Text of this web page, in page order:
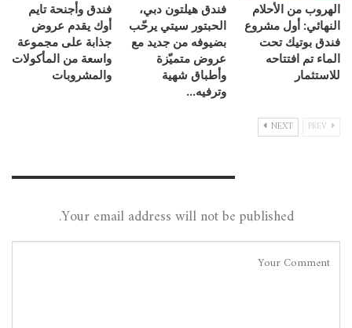
الهروب من الأحلام
النهائي: أول مشروع
فندق بوتيك تحت
الماء تم افتتاحه
للاستثمار
فندق هيلتون دبي،
الحبتور سيتي يرحّب
بضيوفه من جديد مع
عروض متميّزة
وأطباق شهية
وترفيه…
فندق وأجنحة تايم
أوك يقدم عروض
جذابة على مجموعة
واسعة من المأكولات
والمشروبات
NEXT
Your email address will not be published.